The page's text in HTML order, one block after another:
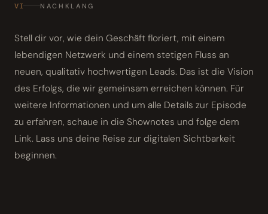
VI NACHKLANG
Stell dir vor, wie dein Geschäft floriert, mit einem
lebendigen Netzwerk und einem stetigen Fluss an
neuen, qualitativ hochwertigen Leads. Das ist die Vision
des Erfolgs, die wir gemeinsam erreichen können. Für
weitere Informationen und um alle Details zur Episode
zu erfahren, schaue in die Shownotes und folge dem
Link. Lass uns deine Reise zur digitalen Sichtbarkeit
beginnen.